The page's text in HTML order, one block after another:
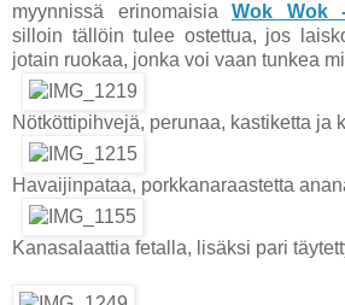
myynnissä erinomaisia Wok Wok
silloin tällöin tulee ostettua, jos
jotain ruokaa, jonka voi vaan tunkea
Nötköttipihvejä, perunaa, kastiketta ja
Havaijinpataa, porkkanaraastetta
Kanasalaattia fetalla, lisäksi pari